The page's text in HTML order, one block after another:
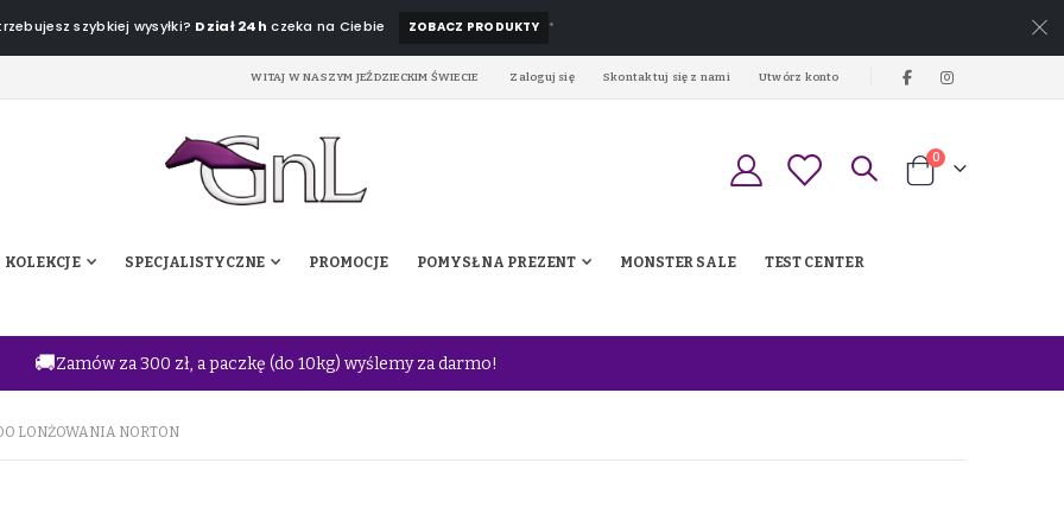
szybkiej wysyłki? Dział 24h czeka na Ciebie ZOBACZ PRODUKTY *
WITAJ W NASZYM JEŹDZIECKIM ŚWIECIE Zaloguj się Skontaktuj się z nami Utwórz konto
Koszyk
0produkty
KOLEKCJE SPECJALISTYCZNE PROMOCJE POMYSŁ NA PREZENT MONSTER SALE TEST CENTER
🚚Zamów za 300 zł, a paczkę (do 10kg) wyślemy za darmo!
LONŻOWANIA NORTON